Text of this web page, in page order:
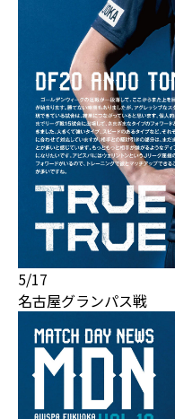
5/17
名古屋グランパス戦